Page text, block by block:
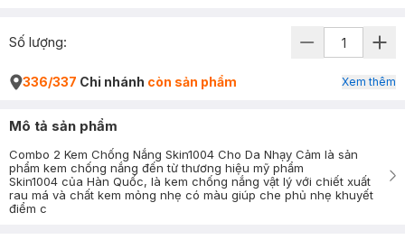
Số lượng:
336/337 Chi nhánh còn sản phẩm Xem thêm
Mô tả sản phẩm
Combo 2 Kem Chống Nắng Skin1004 Cho Da Nhạy Cảm là sản
phẩm kem chống nắng đến từ thương hiệu mỹ phẩm
Skin1004 của Hàn Quốc, là kem chống nắng vật lý với chiết xuất
rau má và chất kem mỏng nhẹ có màu giúp che phủ nhẹ khuyết
điểm c